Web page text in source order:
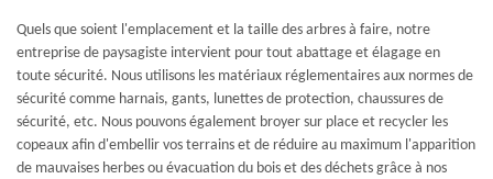
Quels que soient l'emplacement et la taille des arbres à faire, notre
entreprise de paysagiste intervient pour tout abattage et élagage en
toute sécurité. Nous utilisons les matériaux réglementaires aux normes de
sécurité comme harnais, gants, lunettes de protection, chaussures de
sécurité, etc. Nous pouvons également broyer sur place et recycler les
copeaux afin d'embellir vos terrains et de réduire au maximum l'apparition
de mauvaises herbes ou évacuation du bois et des déchets grâce à nos